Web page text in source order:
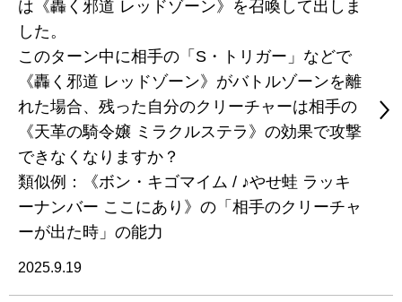
は《轟く邪道 レッドゾーン》を召喚して出しま
した。
このターン中に相手の「S・トリガー」などで
《轟く邪道 レッドゾーン》がバトルゾーンを離
れた場合、残った自分のクリーチャーは相手の
《天革の騎令嬢 ミラクルステラ》の効果で攻撃
できなくなりますか？
類似例：《ボン・キゴマイム / ♪やせ蛙 ラッキ
ーナンバー ここにあり》の「相手のクリーチャ
ーが出た時」の能力
2025.9.19